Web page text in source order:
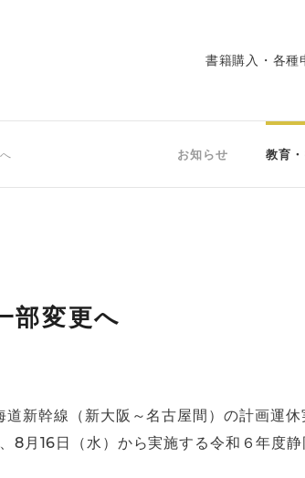
書籍購入・各種
お知らせ 教育
部変更へ
新幹線（新大阪～名古屋間）の計画運
8月16日（水）から実施する令和６年度